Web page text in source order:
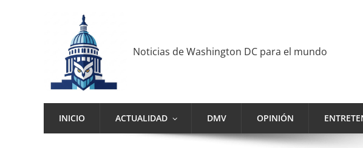
Noticias de Washington DC para el mundo
INICIO ACTUALIDAD DMV OPINIÓN